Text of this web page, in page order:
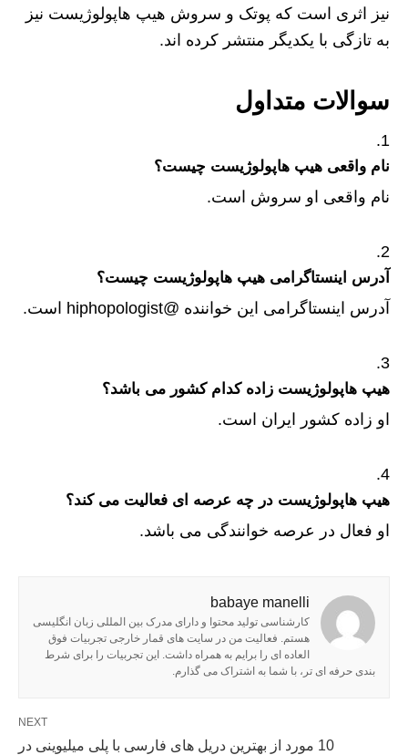
نیز اثری است که پوتک و سروش هیپ هاپولوژیست نیز
به تازگی با یکدیگر منتشر کرده اند.
سوالات متداول
نام واقعی هیپ هاپولوژیست چیست؟
نام واقعی او سروش است‌‌‌.
آدرس اینستاگرامی هیپ هاپولوژیست چیست؟
آدرس اینستاگرامی این خواننده @hiphopologist است.
هیپ هاپولوژیست زاده کدام کشور می باشد؟
او زاده کشور ایران است‌.
هیپ هاپولوژیست در چه عرصه ای فعالیت می کند؟
او فعال در عرصه خوانندگی می باشد.
babaye manelli
کارشناسی تولید محتوا و دارای مدرک بین المللی زبان انگلیسی
هستم. فعالیت من در سایت های قمار خارجی تجربیات فوق
العاده ای را برایم به همراه داشت. این تجربیات را برای شرط
بندی حرفه ای تر، با شما به اشتراک می گذارم.
NEXT
10 مورد از بهترین دریل های فارسی با پلی میلیوینی در